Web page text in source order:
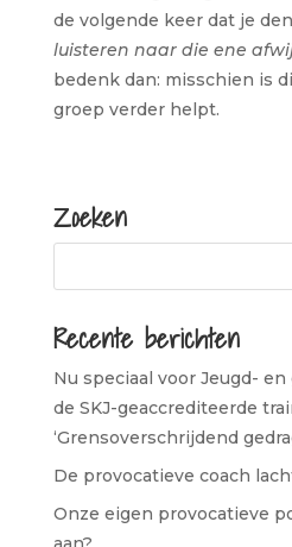
de volgende keer dat je
luisteren naar die ene
bedenk dan: misschien is
groep verder helpt.
Zoeken
Recente berichten
Nu speciaal voor Jeugd-
de SKJ-geaccrediteerde
‘Grensoverschrijdend
De provocatieve coach
Onze eigen provocatieve